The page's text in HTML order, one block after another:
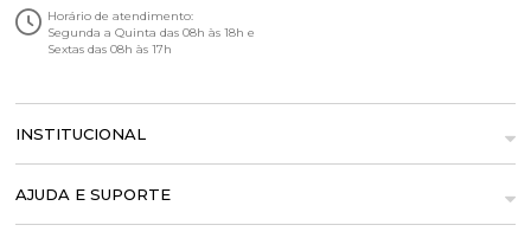
Horário de atendimento:
Segunda a Quinta das 08h às 18h e
Sextas das 08h às 17h
INSTITUCIONAL
AJUDA E SUPORTE